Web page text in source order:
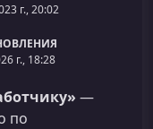
г., 20:02
г., 18:28
—
по